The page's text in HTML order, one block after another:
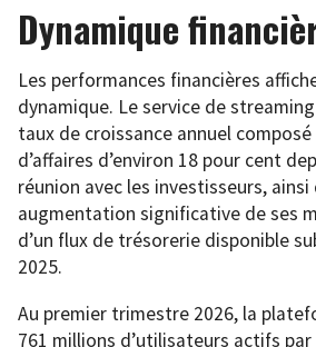
Dynamique
Les performances financières
dynamique. Le service de
taux de croissance annuel
d’affaires d’environ 18 pour cent
réunion avec les investisseurs, ainsi
augmentation significative de ses
d’un flux de trésorerie disponible
2025.
Au premier trimestre 2026, la
761 millions d’utilisateurs actifs